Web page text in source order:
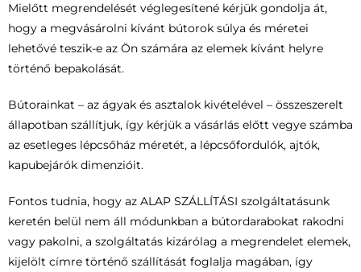
Mielőtt megrendelését véglegesítené kérjük gondolja át,
hogy a megvásárolni kívánt bútorok súlya és méretei
lehetővé teszik-e az Ön számára az elemek kívánt helyre
történő bepakolását.
Bútorainkat – az ágyak és asztalok kivételével – összeszerelt
állapotban szállítjuk, így kérjük a vásárlás előtt vegye számba
az esetleges lépcsőház méretét, a lépcsőfordulók, ajtók,
kapubejárók dimenzióit.
Fontos tudnia, hogy az ALAP SZÁLLÍTÁSI szolgáltatásunk
keretén belül nem áll módunkban a bútordarabokat rakodni
vagy pakolni, a szolgáltatás kizárólag a megrendelet elemek,
kijelölt címre történő szállítását foglalja magában, így